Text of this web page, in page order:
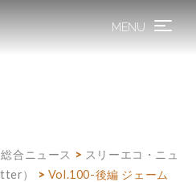
MENU Toggle
総合ニュース > スリーエコ・ニュ
）
> Vol.100-後編 ジェーム